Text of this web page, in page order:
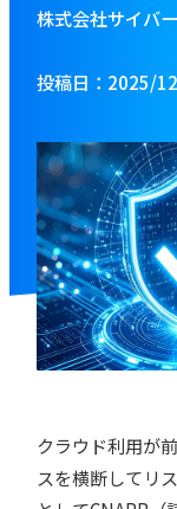
株式会社サイバ
投稿日：2025/
クラウド利用が
スを横断してリ